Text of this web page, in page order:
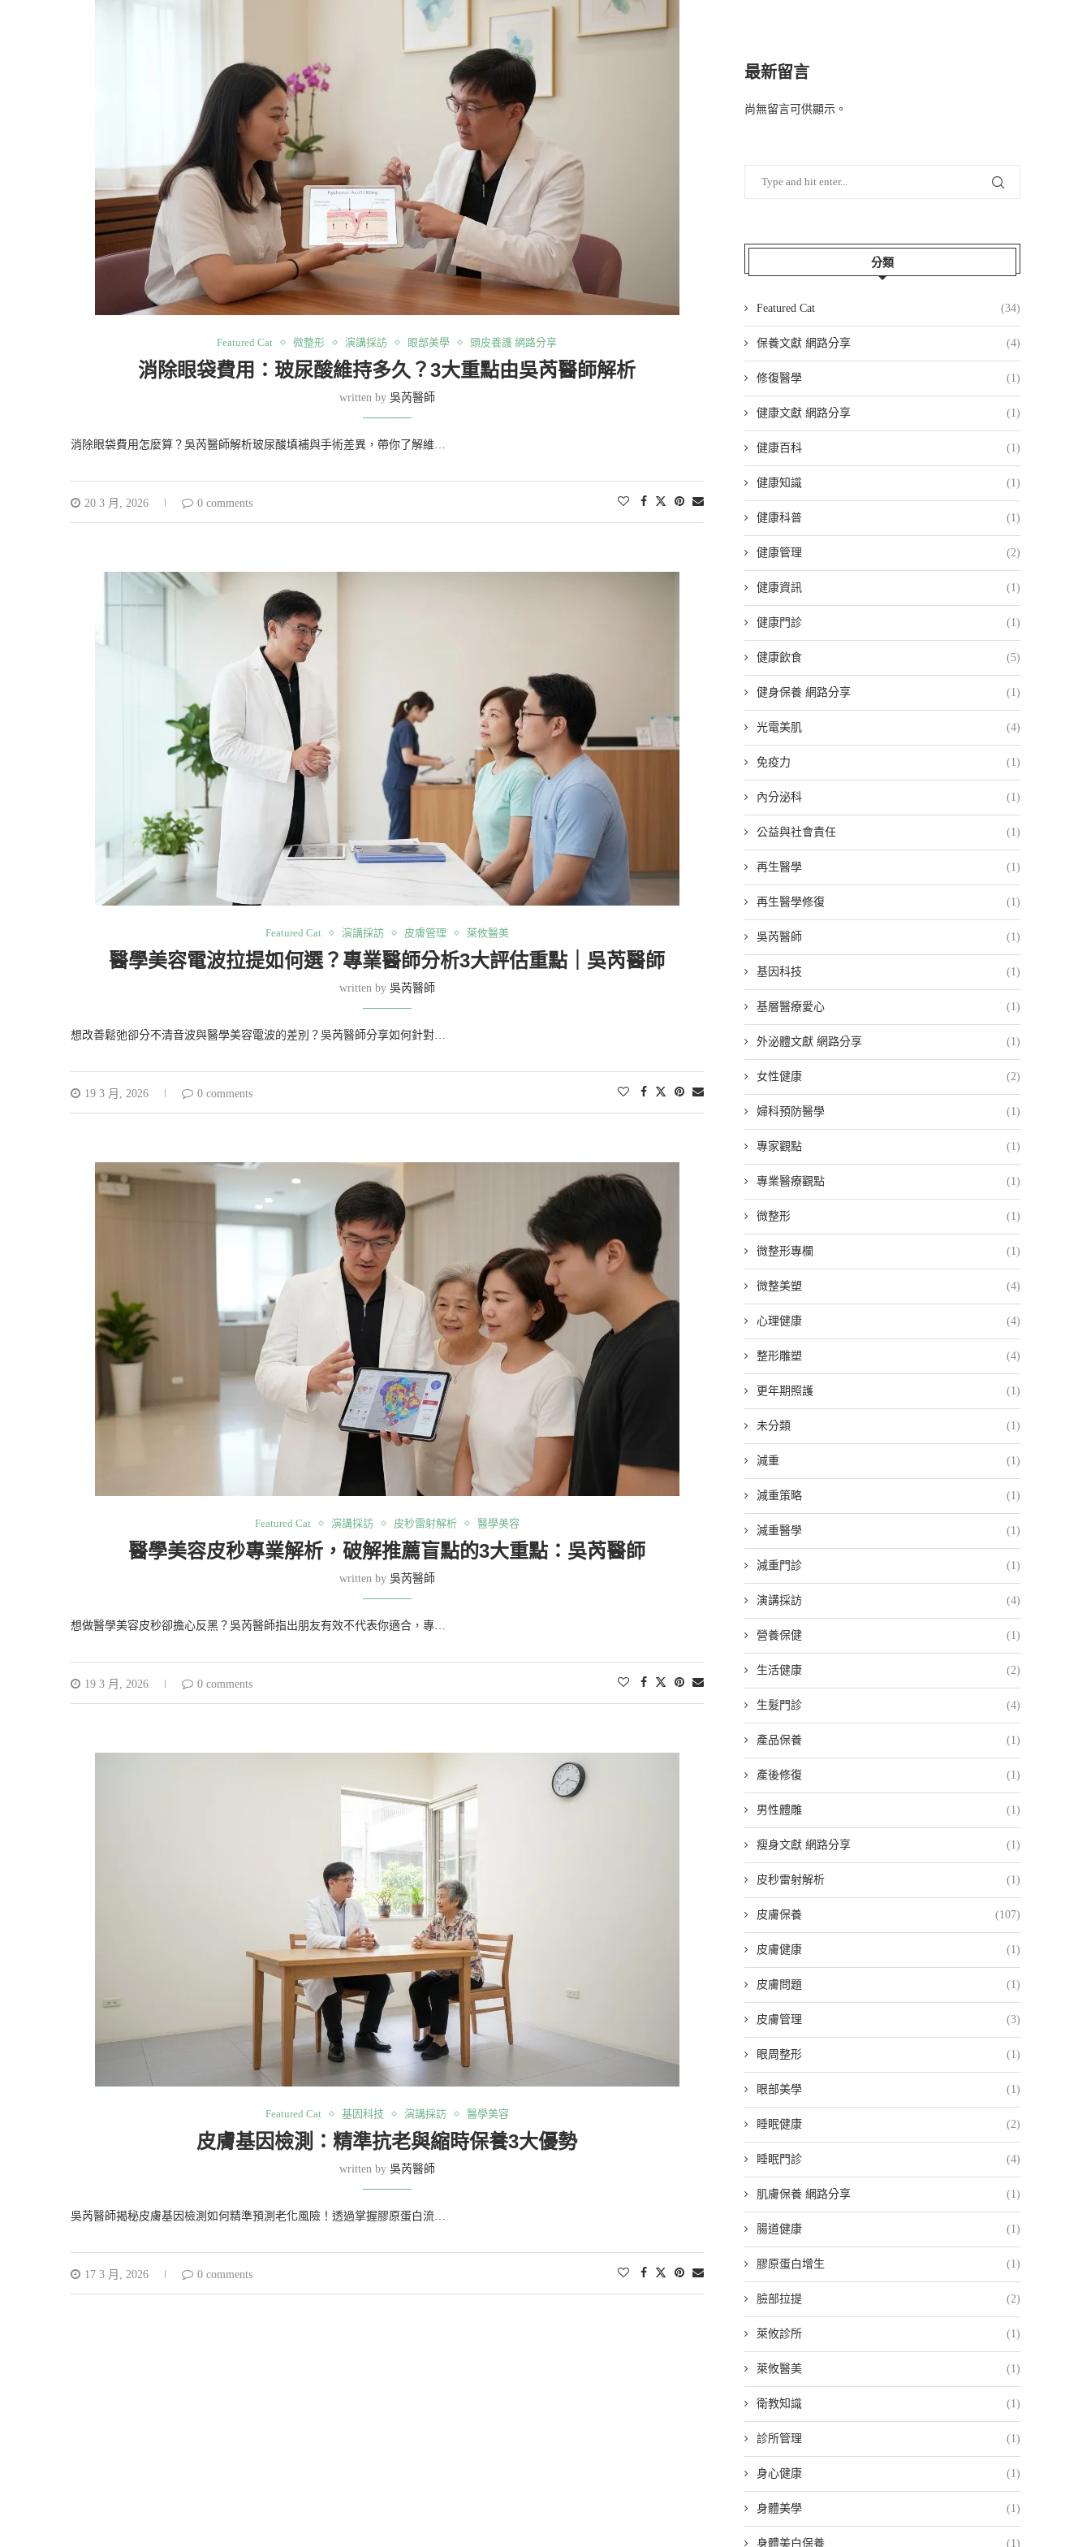
Featured Cat 微整形 演講採訪 眼部美學 頭皮養護 網路分享
消除眼袋費用：玻尿酸維持多久？3大重點由吳芮醫師解析
written by 吳芮醫師
消除眼袋費用怎麼算？吳芮醫師解析玻尿酸填補與手術差異，帶你了解維…
20 3 月, 2026 0 comments
Featured Cat 演講採訪 皮膚管理 萊攸醫美
醫學美容電波拉提如何選？專業醫師分析3大評估重點｜吳芮醫師
written by 吳芮醫師
想改善鬆弛卻分不清音波與醫學美容電波的差別？吳芮醫師分享如何針對…
19 3 月, 2026 0 comments
Featured Cat 演講採訪 皮秒雷射解析 醫學美容
醫學美容皮秒專業解析，破解推薦盲點的3大重點：吳芮醫師
written by 吳芮醫師
想做醫學美容皮秒卻擔心反黑？吳芮醫師指出朋友有效不代表你適合，專…
19 3 月, 2026 0 comments
Featured Cat 基因科技 演講採訪 醫學美容
皮膚基因檢測：精準抗老與縮時保養3大優勢
written by 吳芮醫師
吳芮醫師揭秘皮膚基因檢測如何精準預測老化風險！透過掌握膠原蛋白流…
17 3 月, 2026 0 comments
最新留言
尚無留言可供顯示。
分類
Featured Cat (34)
保養文獻 網路分享 (4)
修復醫學 (1)
健康文獻 網路分享 (1)
健康百科 (1)
健康知識 (1)
健康科普 (1)
健康管理 (2)
健康資訊 (1)
健康門診 (1)
健康飲食 (5)
健身保養 網路分享 (1)
光電美肌 (4)
免疫力 (1)
內分泌科 (1)
公益與社會責任 (1)
再生醫學 (1)
再生醫學修復 (1)
吳芮醫師 (1)
基因科技 (1)
基層醫療愛心 (1)
外泌體文獻 網路分享 (1)
女性健康 (2)
婦科預防醫學 (1)
專家觀點 (1)
專業醫療觀點 (1)
微整形 (1)
微整形專欄 (1)
微整美塑 (4)
心理健康 (4)
整形雕塑 (4)
更年期照護 (1)
未分類 (1)
減重 (1)
減重策略 (1)
減重醫學 (1)
減重門診 (1)
演講採訪 (4)
營養保健 (1)
生活健康 (2)
生髮門診 (4)
產品保養 (1)
產後修復 (1)
男性體雕 (1)
瘦身文獻 網路分享 (1)
皮秒雷射解析 (1)
皮膚保養 (107)
皮膚健康 (1)
皮膚問題 (1)
皮膚管理 (3)
眼周整形 (1)
眼部美學 (1)
睡眠健康 (2)
睡眠門診 (4)
肌膚保養 網路分享 (1)
腸道健康 (1)
膠原蛋白增生 (1)
臉部拉提 (2)
萊攸診所 (1)
萊攸醫美 (1)
衛教知識 (1)
診所管理 (1)
身心健康 (1)
身體美學 (1)
身體美白保養 (1)